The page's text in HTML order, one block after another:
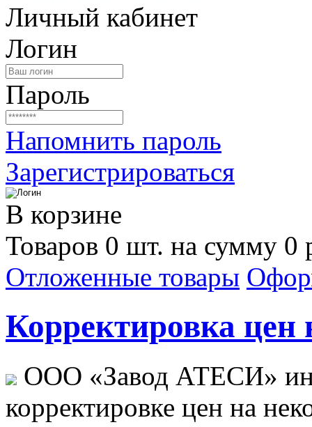
Личный кабинет
Логин
Пароль
Напомнить пароль
Зарегистрироваться
В корзине
Товаров 0 шт. на сумму 0
Отложенные товары
Корректировка цен
ООО «Завод АТЕСИ»
корректировке цен на